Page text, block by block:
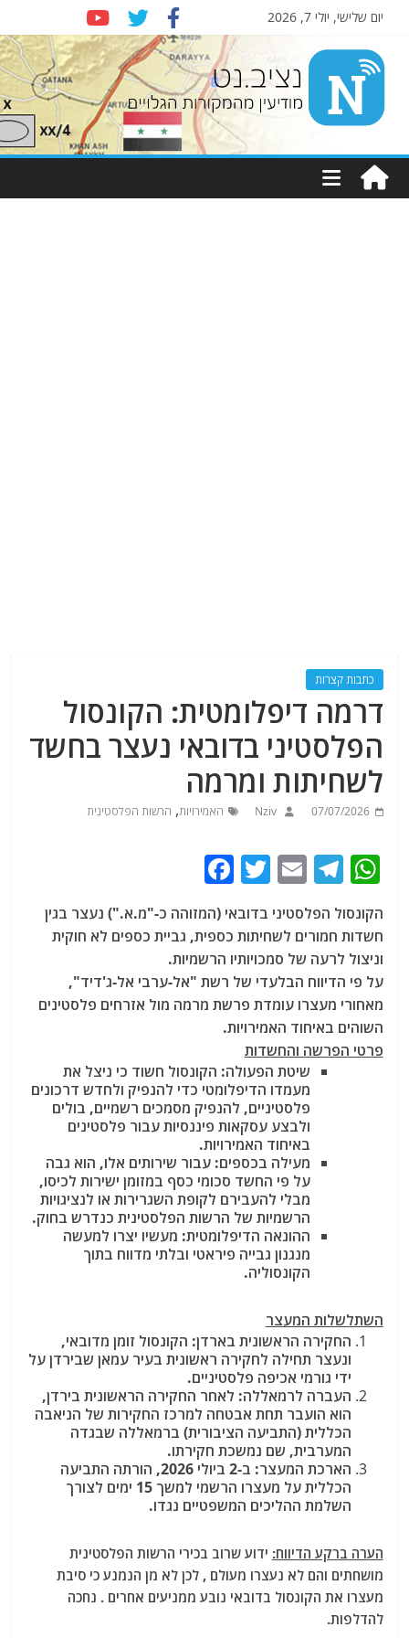
יום שלישי, יולי 7, 2026
Nziv.net
מודיעין
מהמקורות
כתבות קצרות
דרמה דיפלומטית: הקונסול
הפלסטיני בדובאי נעצר בחשד
לשחיתות ומרמה
07/07/2026
Nziv האמירויות, הרשות הפלסטינית
W
h
at
s
A
p
p
T
el
e
g
ra
m
E
ai
l
T
w
itt
er
c
e
b
o
k
הקונסול הפלסטיני בדובאי (המזוהה כ-"מ.א.") נעצר בגין
חשדות חמורים לשחיתות כספית, גביית כספים לא חוקית
וניצול לרעה של סמכויותיו הרשמיות.
על פי הדיווח הבלעדי של רשת "אל-ערבי אל-ג'דיד",
מאחורי מעצרו עומדת פרשת מרמה מול אזרחים פלסטינים
השוהים באיחוד האמירויות.
פרטי הפרשה והחשדות
שיטת הפעולה: הקונסול חשוד כי ניצל את
מעמדו הדיפלומטי כדי להנפיק ולחדש דרכונים
פלסטיניים, להנפיק מסמכים רשמיים, בולים
ולבצע עסקאות פיננסיות עבור פלסטינים
באיחוד האמירויות.
מעילה בכספים: עבור שירותים אלו, הוא גבה
על פי החשד סכומי כסף במזומן ישירות לכיסו,
מבלי להעבירם לקופת השגרירות או לנציגויות
הרשמיות של הרשות הפלסטינית כנדרש בחוק.
ההונאה הדיפלומטית: מעשיו יצרו למעשה
מנגנון גבייה פיראטי ובלתי מדווח בתוך
הקונסוליה.
השתלשלות המעצר
החקירה הראשונית בארדן: הקונסול זומן מדובאי,
ונעצר תחילה לחקירה ראשונית בעיר עמאן שבירדן על
ידי גורמי אכיפה פלסטיניים.
העברה לרמאללה: לאחר החקירה הראשונית בירדן,
הוא הועבר תחת אבטחה למרכז החקירות של הניאבה
הכללית (התביעה הציבורית) ברמאללה שבגדה
המערבית, שם נמשכת חקירתו.
הארכת המעצר:
ב-2 ביולי 2026, הורתה התביעה
הכללית על מעצרו הרשמי למשך 15 ימים לצורך
השלמת ההליכים המשפטיים נגדו.
הערה ברקע הדיווח: ידוע שרוב בכירי הרשות הפלסטינית
מושחתים והם לא נעצרו מעולם , לכן לא מן הנמנע כי סיבת
מעצרו את הקונסול בדובאי נובע ממניעים אחרים . נחכה
להדלפות.